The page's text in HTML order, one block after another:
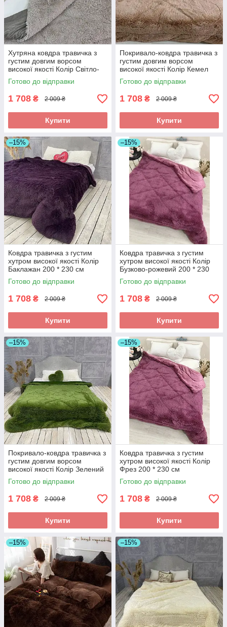
Хутряна ковдра травичка з
густим довгим ворсом
високої якості Колір Світло-
сірий 200 * 230 см
Готово до відправки
1 708 ₴ 2 009 ₴
Купити
Покривало-ковдра травичка з
густим довгим ворсом
високої якості Колір Кемел
200 * 230 см
Готово до відправки
1 708 ₴ 2 009 ₴
Купити
–15%
Ковдра травичка з густим
хутром високої якості Колір
Баклажан 200 * 230 см
Готово до відправки
1 708 ₴ 2 009 ₴
Купити
–15%
Ковдра травичка з густим
хутром високої якості Колір
Бузково-рожевий 200 * 230
см
Готово до відправки
1 708 ₴ 2 009 ₴
Купити
–15%
Покривало-ковдра травичка з
густим довгим ворсом
високої якості Колір Зелений
200 * 230 см
Готово до відправки
1 708 ₴ 2 009 ₴
Купити
–15%
Ковдра травичка з густим
хутром високої якості Колір
Фрез 200 * 230 см
Готово до відправки
1 708 ₴ 2 009 ₴
Купити
–15% –15%